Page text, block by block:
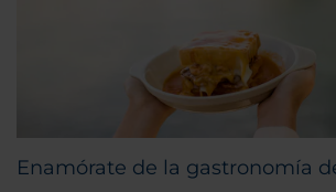
Enamórate de la gastronomía